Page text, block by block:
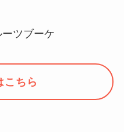
ツブーケ
こちら